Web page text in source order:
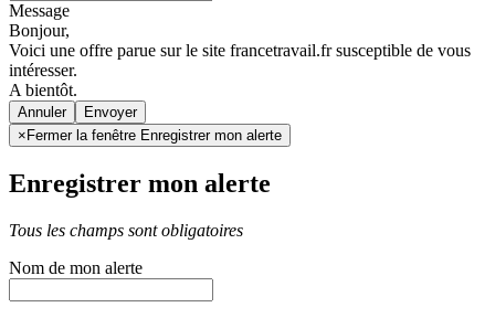
Message
Bonjour,
Voici une offre parue sur le site francetravail.fr susceptible de vous
intéresser.
A bientôt.
Annuler
× Fermer la fenêtre Enregistrer mon alerte
Enregistrer mon alerte
Tous les champs sont obligatoires
Nom de mon alerte